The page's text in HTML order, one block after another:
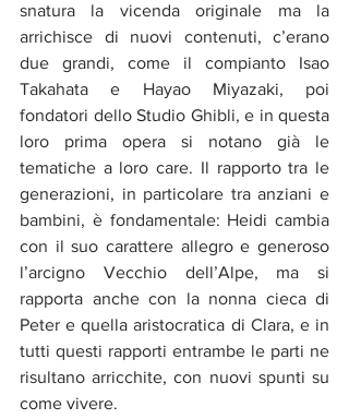
snatura la vicenda originale ma la
arrichisce di nuovi contenuti, c’erano
due grandi, come il compianto Isao
Takahata e Hayao Miyazaki, poi
fondatori dello Studio Ghibli, e in questa
loro prima opera si notano già le
tematiche a loro care. Il rapporto tra le
generazioni, in particolare tra anziani e
bambini, è fondamentale: Heidi cambia
con il suo carattere allegro e generoso
l’arcigno Vecchio dell’Alpe, ma si
rapporta anche con la nonna cieca di
Peter e quella aristocratica di Clara, e in
tutti questi rapporti entrambe le parti ne
risultano arricchite, con nuovi spunti su
come vivere.